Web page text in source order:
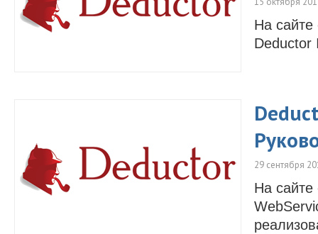
На сайте
Deductor
29 сентября
На сайте